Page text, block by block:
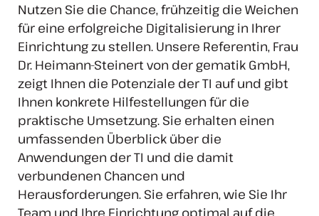
Nutzen Sie die Chance, frühzeitig die Weichen
für eine erfolgreiche Digitalisierung in Ihrer
Einrichtung zu stellen. Unsere Referentin, Frau
Dr. Heimann-Steinert von der gematik GmbH,
zeigt Ihnen die Potenziale der TI auf und gibt
Ihnen konkrete Hilfestellungen für die
praktische Umsetzung. Sie erhalten einen
umfassenden Überblick über die
Anwendungen der TI und die damit
verbundenen Chancen und
Herausforderungen. Sie erfahren, wie Sie Ihr